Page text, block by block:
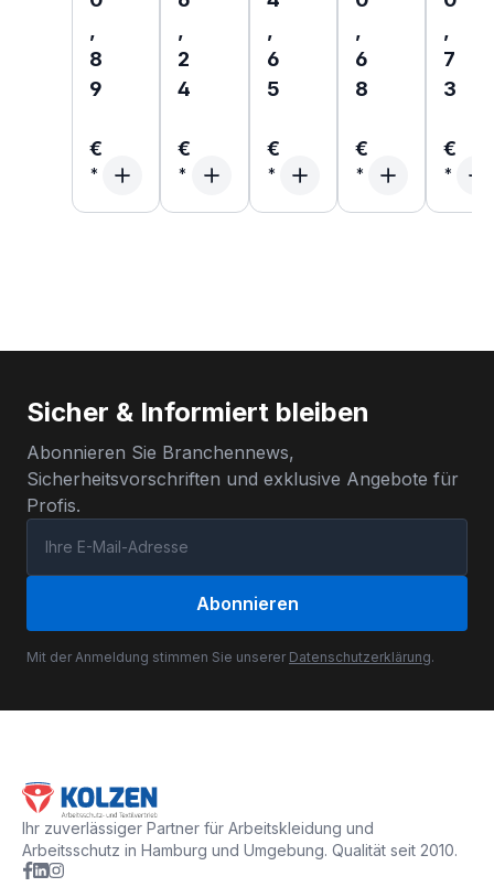
8
9
€
2
4
€
6
5
€
6
8
€
7
3
€
Sicher & Informiert bleiben
Abonnieren Sie Branchennews,
Sicherheitsvorschriften und exklusive Angebote für
Profis.
Abonnieren
Mit der Anmeldung stimmen Sie unserer Datenschutzerklärung.
Ihr zuverlässiger Partner für Arbeitskleidung und
Arbeitsschutz in Hamburg und Umgebung. Qualität seit 2010.